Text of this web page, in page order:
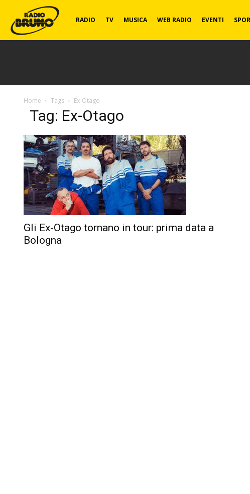
Radio
RADIO TV MUSICA WEB RADIO EVENTI
Home Tags Ex-Otago
Tag: Ex-Otago
Gli Ex-Otago tornano in tour: prima data a
Bologna